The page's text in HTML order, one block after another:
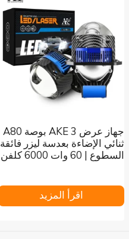
جهاز عرض AKE 3 بوصة A80
ثنائي الإضاءة بعدسة ليزر فائقة
السطوع | 60 وات 6000 كلفن
اقرأ المزيد